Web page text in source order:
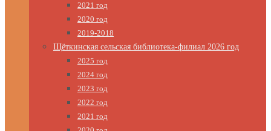
2021 год
2020 год
2019-2018
Щёткинская сельская библиотека-филиал 2026 год
2025 год
2024 год
2023 год
2022 год
2021 год